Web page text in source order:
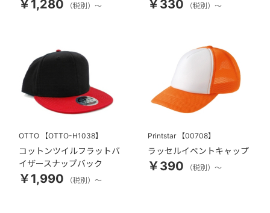
￥1,280 （税別）～ ￥330 （税別）～
OTTO 【OTTO-H1038】
コットンツイルフラットバ
イザースナップバック
￥1,990 （税別）～
Printstar 【00708】
ラッセルイベントキャップ
￥390 （税別）～